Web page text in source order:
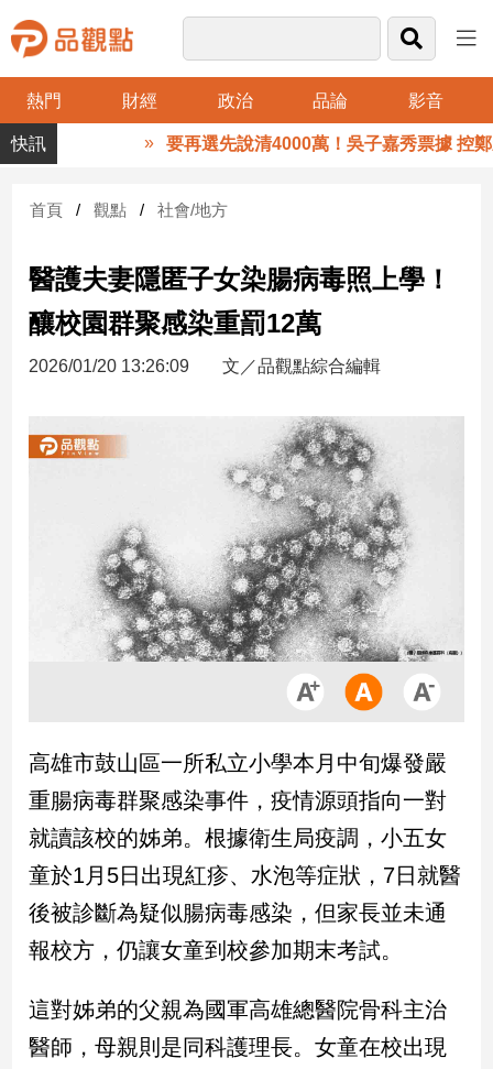
熱門 財經 政治 品論 影音
品
觀
財
台
灣
財
新
產
經/
政
治
政
治
焦
品
觀
民
調
國
要再選先說清4000萬！吳子嘉秀票據 控鄭
首頁 觀點 社會/地方
醫護夫妻隱匿子女染腸病毒照上學！
釀校園群聚感染重罰12萬
2026/01/20 13:26:09 文／品觀點綜合編輯
高雄市鼓山區一所私立小學本月中旬爆發嚴
重腸病毒群聚感染事件，疫情源頭指向一對
就讀該校的姊弟。根據衛生局疫調，小五女
童於1月5日出現紅疹、水泡等症狀，7日就醫
後被診斷為疑似腸病毒感染，但家長並未通
報校方，仍讓女童到校參加期末考試。
這對姊弟的父親為國軍高雄總醫院骨科主治
醫師，母親則是同科護理長。女童在校出現